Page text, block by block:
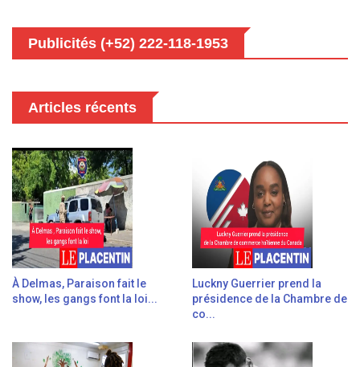
Publicités (+52) 222-118-1953
Articles récents
À Delmas, Paraison fait le
show, les gangs font la loi...
Luckny Guerrier prend la
présidence de la Chambre de
co...